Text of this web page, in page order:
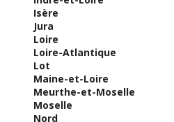
Isère
Jura
Loire
Loire-Atlantique
Lot
Maine-et-Loire
Meurthe-et-Moselle
Moselle
Nord